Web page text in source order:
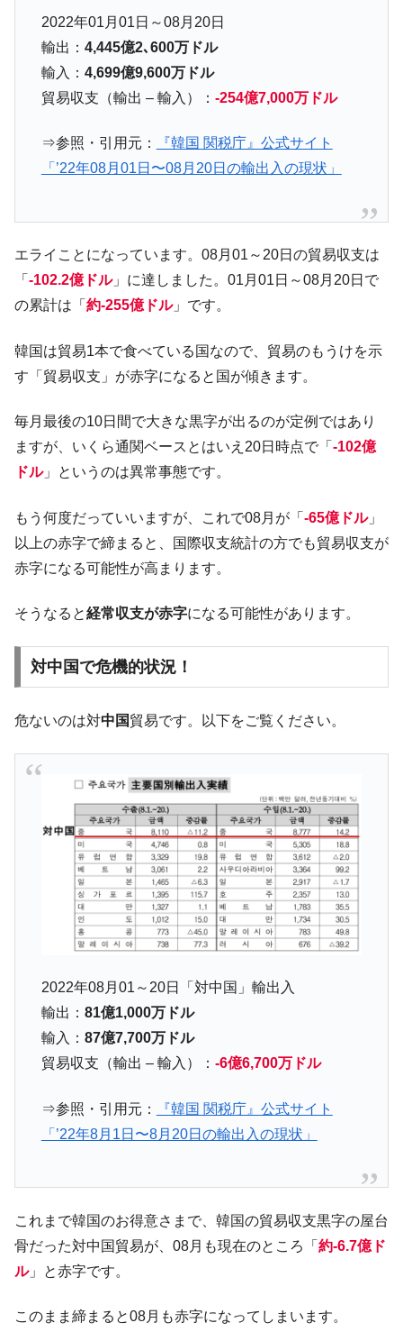
ル。外平債の発行「19.4億ドル」
『Money1』
韓国「ここは北朝鮮なのか。選管がサーバ
ーにウソのデータを入力したのは明白だ」
『Money1』
韓国･李在明さっそく不動産対策で浅薄な発
『Money1』
韓国は「中国と同じく」投資に不適格な国
ル」まで拡大 ⇒ 海外資金の動きに強く左右される状態
『Money1』
韓国･帰ってきた李在明。李在明を支持しな
い「50.5％」に上昇
『Money1』
韓国大統領府ボンクラ政策室長が告発され
た ⇒ 国家が行った恐るべき株価操作であり、空前の国政壟
断
韓国･警察職員が「丸刈りになって抗議活
動」
国の過剰生産が世界を蝕む。
『Money1』
韓国製造業「半導体絶好調」のウラで他業
種は全般的「不調」⇒ PSIが示す現況は決して良くない。
『Money1』
【米韓激突案件】韓国消費者院が『クーパ
ン』1人当たり賠償10万ウォンを認定 ⇒ 総額3兆7,000億
『Money1』 韓国で猛暑。南東部では干ばつ
「KDDX」1番艦、2032年竣工と公示
『Money1』
【対日本円】ウォン安が急進！ 日米の協調
は韓国で『BYD』車は売れている。6カ月で対前年同期比
1.9倍！
『Money1』
在韓米国大使スティールが着韓！⇒ さっそ
く空港に詰めかけ「出て行け！」「極右勢力」のプラカー
ドを掲げる「在韓反米勢力」
『Money1』
韓国政府「2035年までに18.4GW規模のAIデ
ータセンター整備」⇒ だから無理だってば。
『Money1』
JPモルガン「韓国レバレッジETFの清算は
ほぼ終わった」
『Money1』
韓国『国民年金公団』株価暴落で200兆蒸
発。
『Money1』
ャンペーン」⇒ あの名物教授も登場！
Fact1
夏の甲子園、優勝校を最も多く輩出している都道
府県とは？
全て勝つといくら？ 競馬GI競走で勝利騎手がもら
える賞金とは？
Fact1
発表から2日で大崩壊、鳴かず飛ばずに終わりそう
2022年01月01日～08月20日
輸出： 4,445億2､600万ドル
輸入： 4,699億9,600万ドル
貿易収支（輸出 – 輸入）： -254億7,000万ドル
⇒参照・引用元：
『韓国 関税庁』公式サイト
「’22年08月01日〜08月20日の輸出入の現状」
エライことになっています。08月01～20日の貿易収支は
「 -102.2億ドル」に達しました。01月01日～08月20日で
の累計は「 約-255億ドル」です。
韓国は貿易1本で食べている国なので、貿易のもうけを示
す「貿易収支」が赤字になると国が傾きます。
毎月最後の10日間で大きな黒字が出るのが定例ではあり
ますが、いくら通関ベースとはいえ20日時点で「 -102億
ドル」というのは異常事態です。
もう何度だっていいますが、これで08月が「 -65億ドル」
以上の赤字で締まると、国際収支統計の方でも貿易収支が
赤字になる可能性が高まります。
そうなると経常収支が赤字になる可能性があります。
対中国で危機的状況！
危ないのは対中国貿易です。以下をご覧ください。
2022年08月01～20日「対中国」輸出入
輸出： 81億1,000万ドル
輸入： 87億7,700万ドル
貿易収支（輸出 – 輸入）： -6億6,700万ドル
⇒参照・引用元：
『韓国 関税庁』公式サイト
「’22年8月1日〜8月20日の輸出入の現状」
これまで韓国のお得意さまで、韓国の貿易収支黒字の屋台
骨だった対中国貿易が、08月も現在のところ「 約-6.7億ド
ル」と赤字です。
このまま締まると08月も赤字になってしまいます。